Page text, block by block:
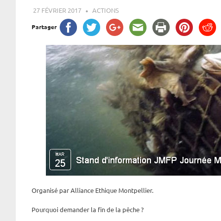
27 FÉVRIER 2017 ROGER LAHANA
ACTIONS
Partager
Organisé par Alliance Ethique Montpellier.
Pourquoi demander la fin de la pêche ?